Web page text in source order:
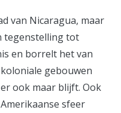
van Nicaragua, maar
tegenstelling tot
en borrelt het van
gebouwen
ook maar blijft. Ook
sfeer